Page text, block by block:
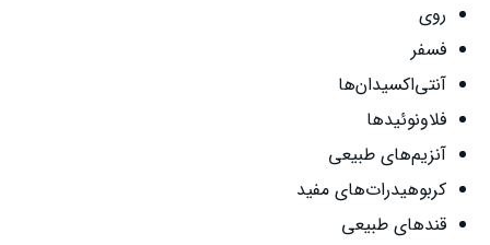
روی
فسفر
آنتی‌اکسیدان‌ها
فلاونوئیدها
آنزیم‌های طبیعی
کربوهیدرات‌های مفید
قندهای طبیعی